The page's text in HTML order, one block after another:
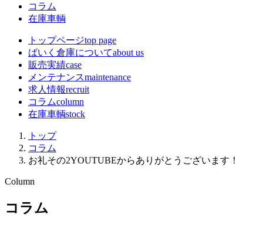
コラム
在庫車輌
トップページtop page
ばいく倉庫についてabout us
販売実績case
メンテナンスmaintenance
求人情報recruit
コラムcolumn
在庫車輌stock
トップ
コラム
お礼その2YOUTUBEからありがとうございます！
Column
コラム